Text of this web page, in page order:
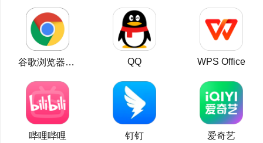
谷歌浏览器Google Chrome QQ WPS Office
哔哩哔哩 钉钉 爱奇艺